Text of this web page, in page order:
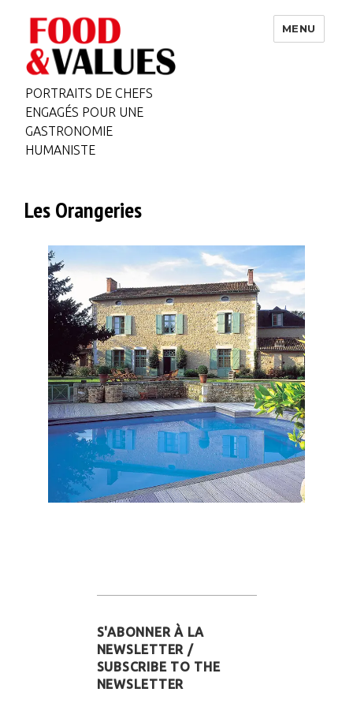
PORTRAITS DE CHEFS
ENGAGÉS POUR UNE
GASTRONOMIE
HUMANISTE
MENU
Les Orangeries
S'ABONNER À LA
NEWSLETTER /
SUBSCRIBE TO THE
NEWSLETTER